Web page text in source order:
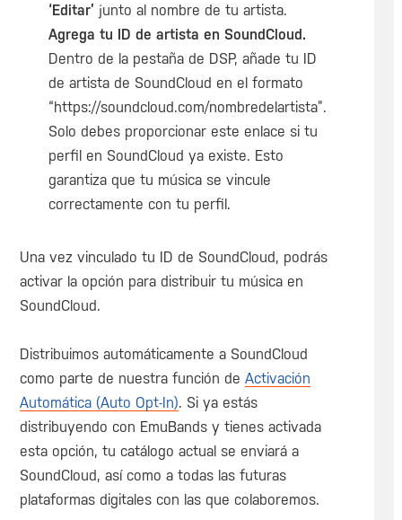
‘Editar’ junto al nombre de tu artista.
Agrega tu ID de artista en SoundCloud.
Dentro de la pestaña de DSP, añade tu ID
de artista de SoundCloud en el formato
“https://soundcloud.com/nombredelartista”.
Solo debes proporcionar este enlace si tu
perfil en SoundCloud ya existe. Esto
garantiza que tu música se vincule
correctamente con tu perfil.
Una vez vinculado tu ID de SoundCloud, podrás
activar la opción para distribuir tu música en
SoundCloud.
Distribuimos automáticamente a SoundCloud
como parte de nuestra función de Activación
Automática (Auto Opt-In). Si ya estás
distribuyendo con EmuBands y tienes activada
esta opción, tu catálogo actual se enviará a
SoundCloud, así como a todas las futuras
plataformas digitales con las que colaboremos.